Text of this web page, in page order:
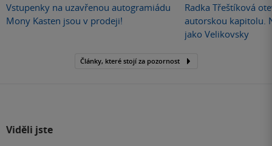
Vstupenky na uzavřenou autogramiádu
Mony Kasten jsou v prodeji!
Radka Třeštíková
autorskou kapitolu.
jako Velikovsky
Články, které stojí za pozornost
Viděli jste